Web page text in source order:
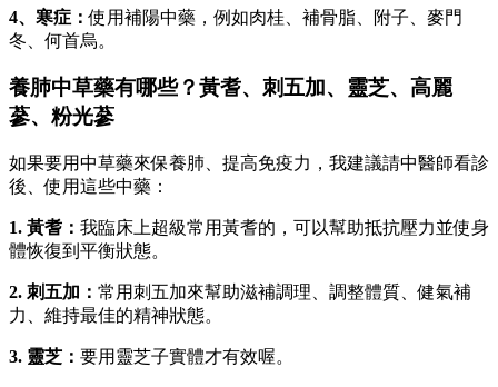
4、寒症：使用補陽中藥，例如肉桂、補骨脂、附子、麥門
冬、何首烏。
養肺中草藥有哪些？黃耆、刺五加、靈芝、高麗
蔘、粉光蔘
如果要用中草藥來保養肺、提高免疫力，我建議請中醫師看診
後、使用這些中藥：
1. 黃耆： 我臨床上超級常用黃耆的，可以幫助抵抗壓力並使身
體恢復到平衡狀態。
2. 刺五加： 常用刺五加來幫助滋補調理、調整體質、健氣補
力、維持最佳的精神狀態。
3. 靈芝： 要用靈芝子實體才有效喔。